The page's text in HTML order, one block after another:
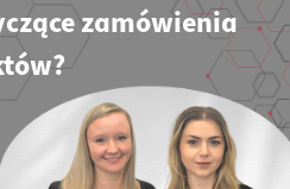
zamówienia